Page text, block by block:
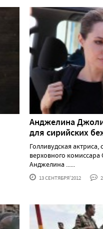
Анджелина
для сирийских
Голливудская
верховного
Анджелина ......
13 СЕНТЯБРЯ'2012 2